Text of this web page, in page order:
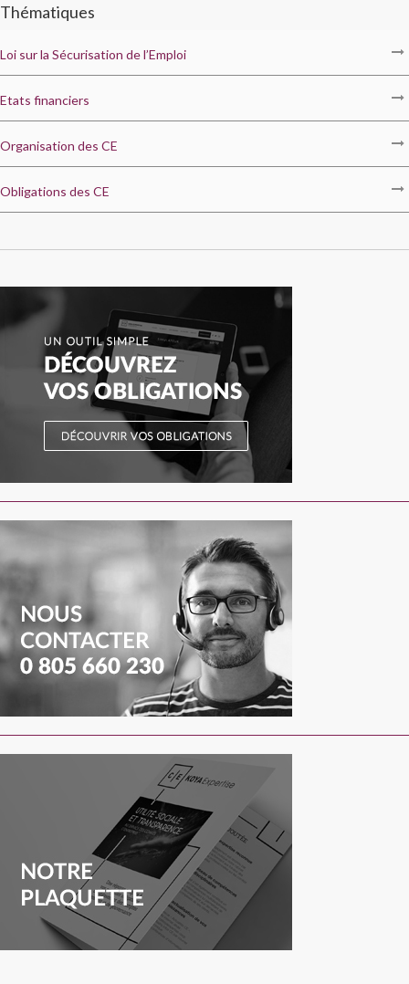
Thématiques
Loi sur la Sécurisation de l’Emploi
Etats financiers
Organisation des CE
Obligations des CE